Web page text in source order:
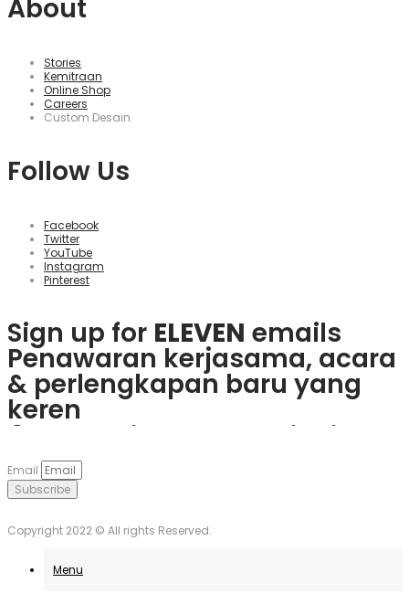
About
Stories
Kemitraan
Online Shop
Careers
Custom Desain
Follow Us
Facebook
Twitter
YouTube
Instagram
Pinterest
Sign up for ELEVEN emails
Penawaran kerjasama, acara
& perlengkapan baru yang
keren
Rasakan keseruan plinko slot
dan menangkan hadiah
nyata langsung dari ponsel
Mainkan 1win dan nikmati
berbagai bonus menarik dan
game populer.
Če obožujete vznemirjenje
igralnic, je
mesto. Uživajte v igrah in
Visita goobet y gana hoy. ¡Es
muy sencillo y divertido!
Email
Subscribe
Copyright 2022 © All rights Reserved.
Menu